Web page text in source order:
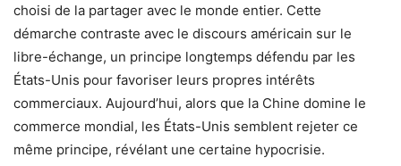
choisi de la partager avec le monde entier. Cette
démarche contraste avec le discours américain sur le
libre-échange, un principe longtemps défendu par les
États-Unis pour favoriser leurs propres intérêts
commerciaux. Aujourd’hui, alors que la Chine domine le
commerce mondial, les États-Unis semblent rejeter ce
même principe, révélant une certaine hypocrisie.